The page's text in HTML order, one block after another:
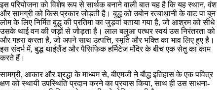
इस परियोजना को विशेष रूप से सार्थक बनाने वाली बात यह है कि यह स्थान, वंश
और सामग्री को किस प्रकार जोड़ती है। बुद्ध को उबोन रत्चाथानी के वाट पा बून
लोम के लिए निर्मित बुद्ध की प्रतिमा का जुड़वां बताया गया है, जो आश्रम को सीधे
उसके थाई वन की जड़ों से जोड़ता है। लाल बलुआ पत्थर स्वयं उस निरंतरता को
और गहरा करता है, जो अपने साथ उत्पत्ति, स्मृति और भक्ति का भाव लिए हुए है।
इस संदर्भ में, बुद्ध थाईलैंड और पैसिफिक हर्मिटेज मंदिर के बीच एक सेतु का काम
करते हैं।
सामग्री, आकार और श्रद्धा के माध्यम से, बीएमजी ने बौद्ध इतिहास के एक पवित्र
क्षण को स्थायी उपस्थिति प्रदान करने का प्रयास किया, साथ ही उस साधना-